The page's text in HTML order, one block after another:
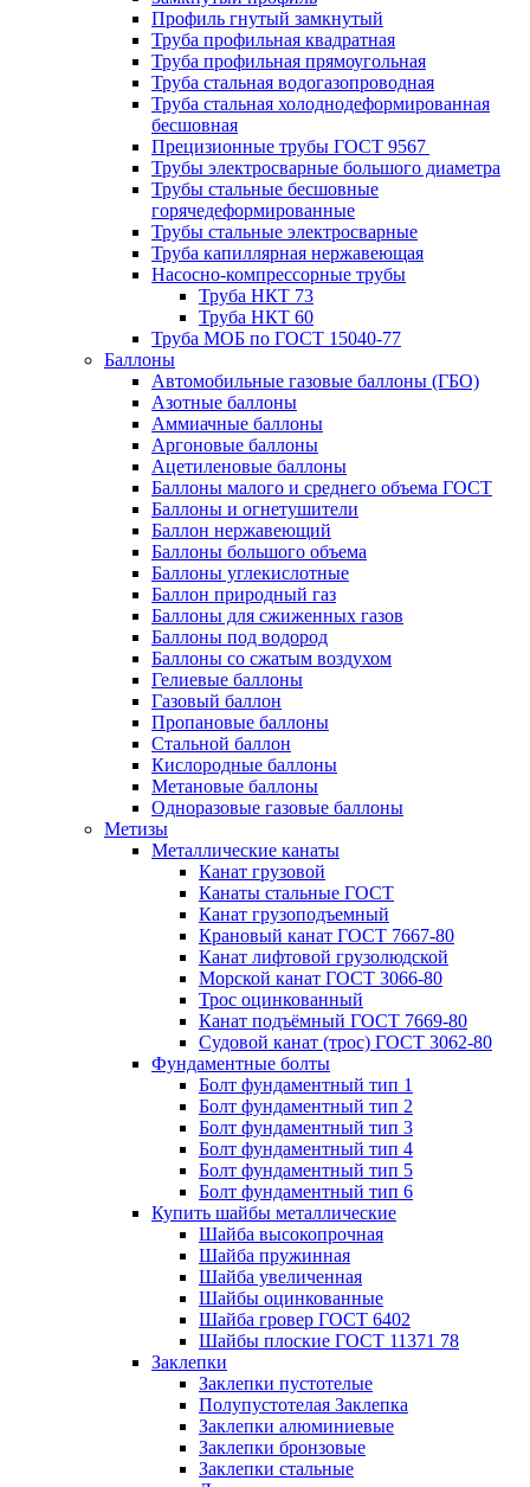
Профиль гнутый замкнутый
Труба профильная квадратная
Труба профильная прямоугольная
Труба стальная водогазопроводная
Труба стальная холоднодеформированная
бесшовная
Прецизионные трубы ГОСТ 9567
Трубы электросварные большого диаметра
Трубы стальные бесшовные
горячедеформированные
Трубы стальные электросварные
Труба капиллярная нержавеющая
Насосно-компрессорные трубы
Труба НКТ 73
Труба НКТ 60
Труба МОБ по ГОСТ 15040-77
Баллоны
Автомобильные газовые баллоны (ГБО)
Азотные баллоны
Аммиачные баллоны
Аргоновые баллоны
Ацетиленовые баллоны
Баллоны малого и среднего объема ГОСТ
Баллоны и огнетушители
Баллон нержавеющий
Баллоны большого объема
Баллоны углекислотные
Баллон природный газ
Баллоны для сжиженных газов
Баллоны под водород
Баллоны со сжатым воздухом
Гелиевые баллоны
Газовый баллон
Пропановые баллоны
Стальной баллон
Кислородные баллоны
Метановые баллоны
Одноразовые газовые баллоны
Метизы
Металлические канаты
Канат грузовой
Канаты стальные ГОСТ
Канат грузоподъемный
Крановый канат ГОСТ 7667-80
Канат лифтовой грузолюдской
Морской канат ГОСТ 3066-80
Трос оцинкованный
Канат подъёмный ГОСТ 7669-80
Судовой канат (трос) ГОСТ 3062-80
Фундаментные болты
Болт фундаментный тип 1
Болт фундаментный тип 2
Болт фундаментный тип 3
Болт фундаментный тип 4
Болт фундаментный тип 5
Болт фундаментный тип 6
Купить шайбы металлические
Шайба высокопрочная
Шайба пружинная
Шайба увеличенная
Шайбы оцинкованные
Шайба гровер ГОСТ 6402
Шайбы плоские ГОСТ 11371 78
Заклепки
Заклепки пустотелые
Полупустотелая Заклепка
Заклепки алюминиевые
Заклепки бронзовые
Заклепки стальные